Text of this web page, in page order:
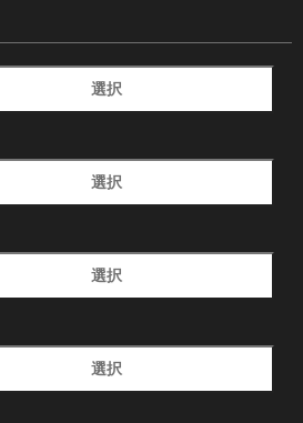
選択
選択
選択
選択